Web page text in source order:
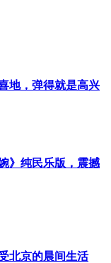
地，弹得就是高兴
》纯民乐版，震撼
北京的晨间生活